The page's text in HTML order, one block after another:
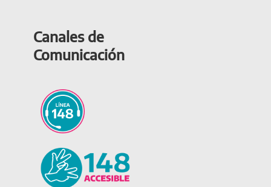
Canales de
Comunicación